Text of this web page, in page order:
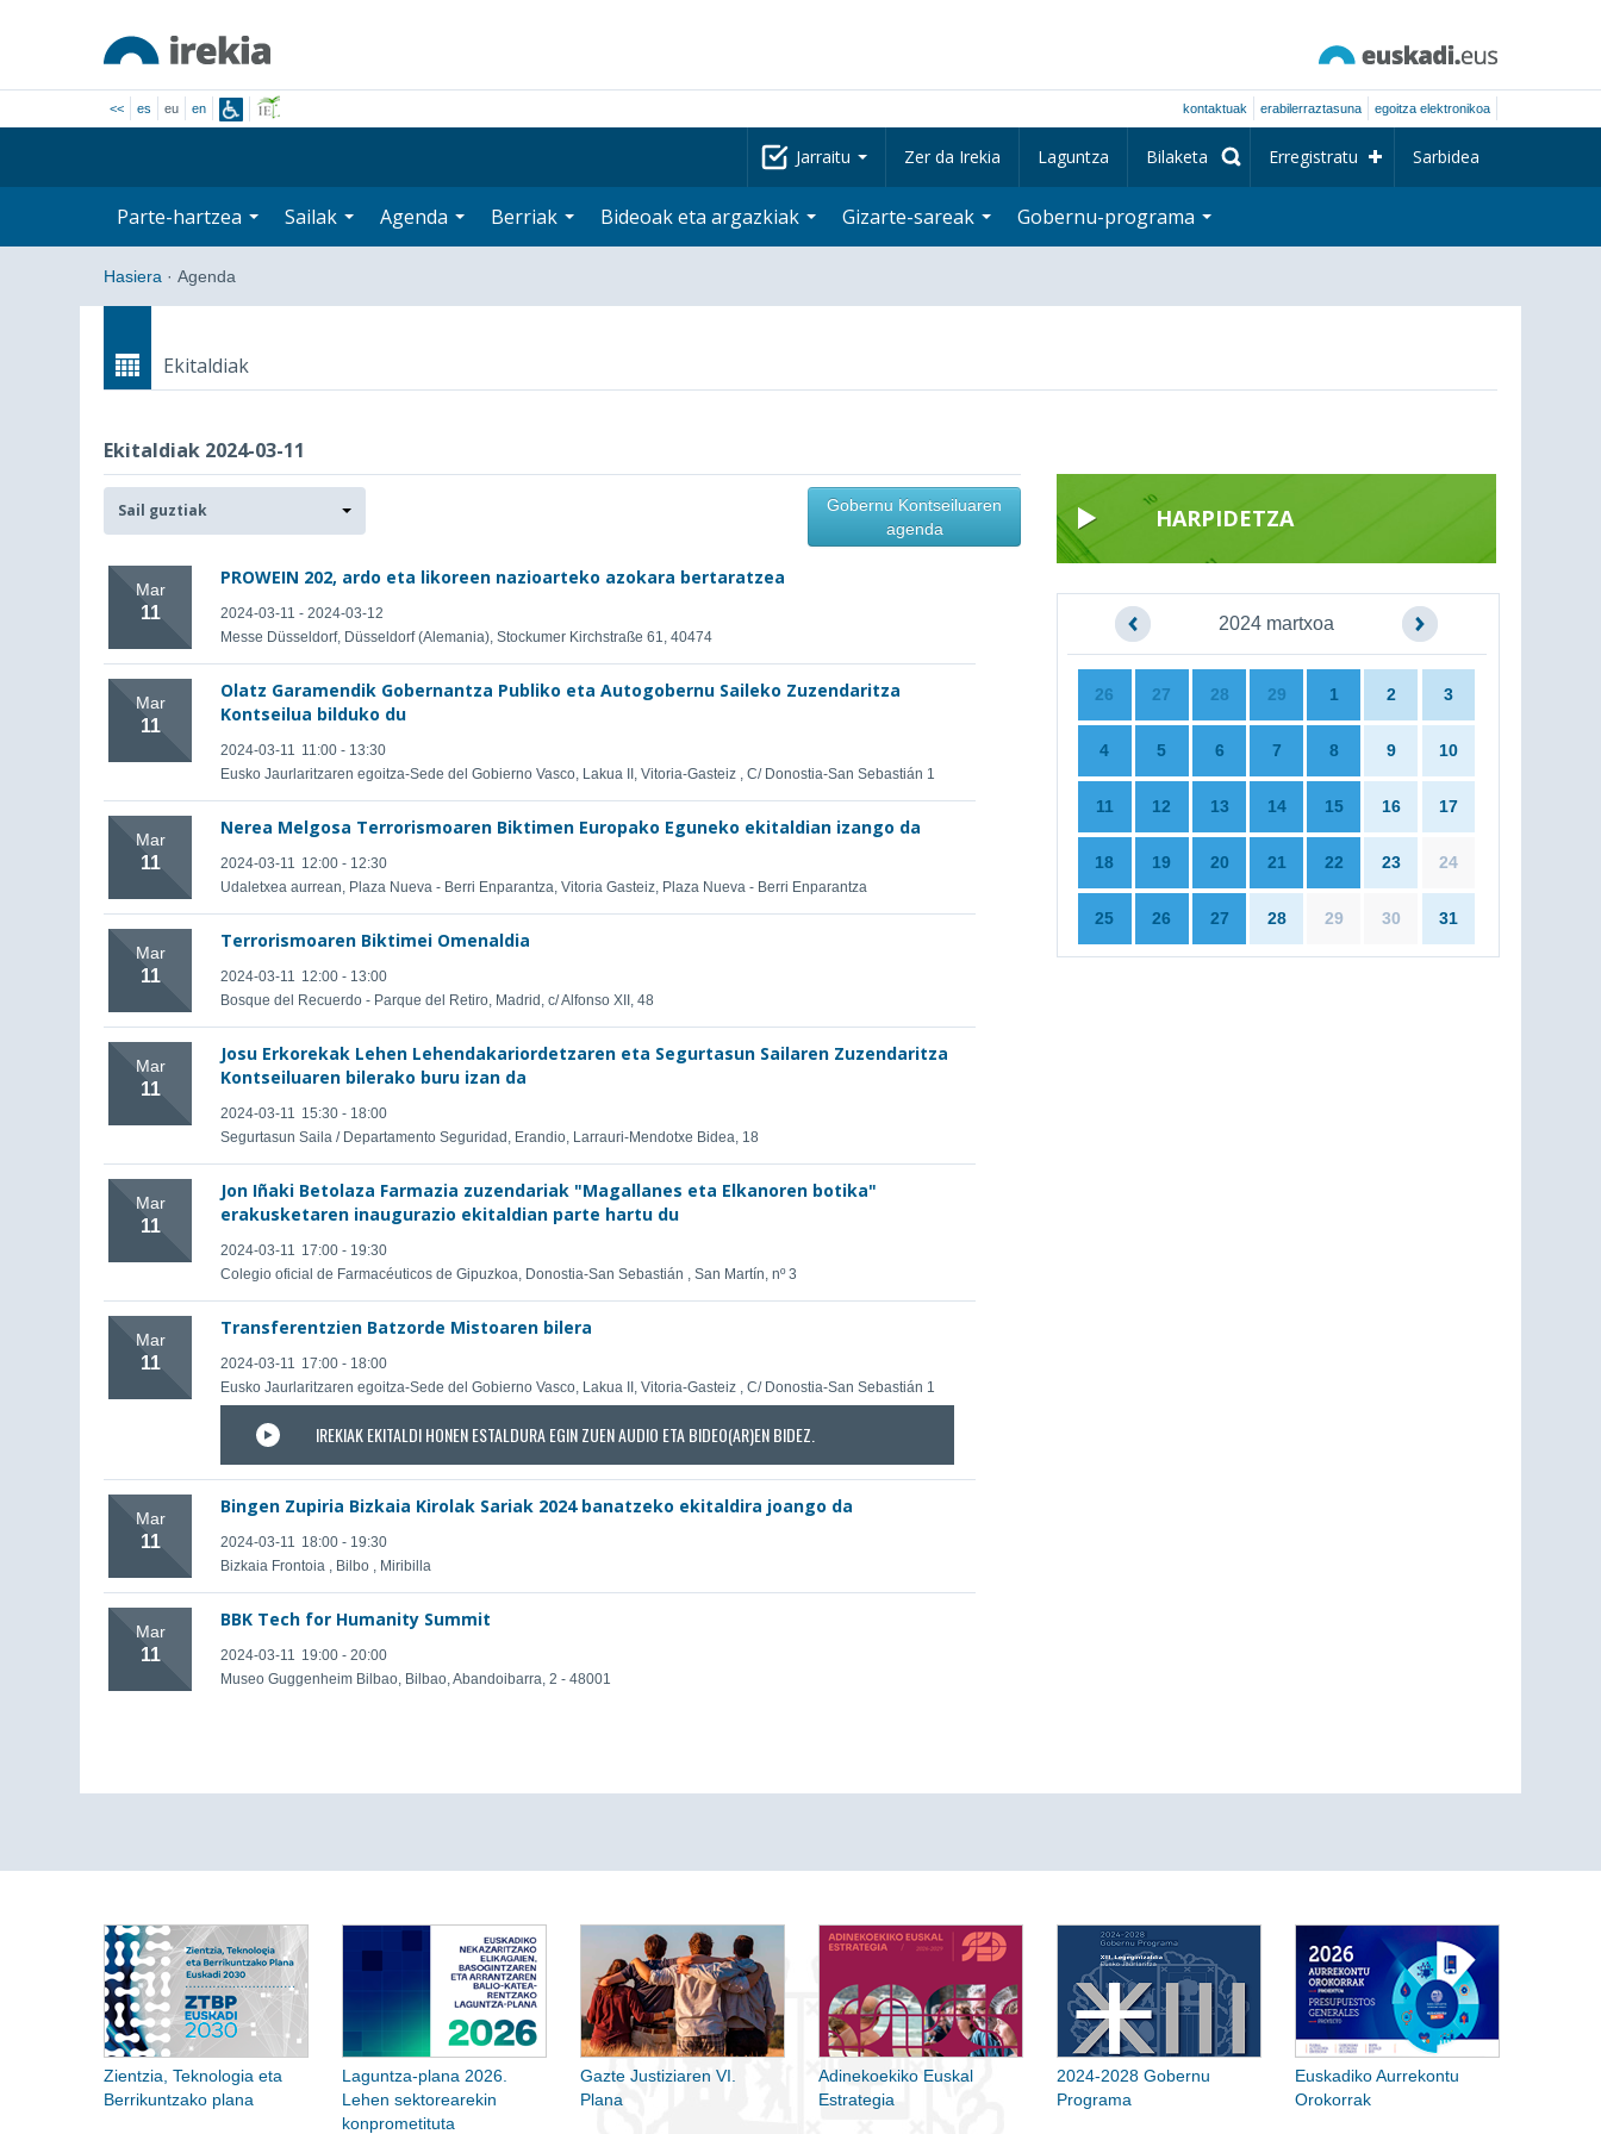
<< es eu en kontaktuak erabilerraztasuna egoitza elektronikoa
Jarraitu Zer da Irekia Laguntza Bilaketa Erregistratu Sarbidea
Parte-hartzea Sailak Agenda Berriak Bideoak eta argazkiak Gizarte-sareak Gobernu-programa
Hasiera · Agenda
Ekitaldiak
Ekitaldiak 2024-03-11
Sail guztiak
Gobernu Kontseiluaren
agenda
Mar
11
PROWEIN 202, ardo eta likoreen nazioarteko azokara bertaratzea
2024-03-11 - 2024-03-12
Messe Düsseldorf, Düsseldorf (Alemania), Stockumer Kirchstraße 61, 40474
Mar
11
Olatz Garamendik Gobernantza Publiko eta Autogobernu Saileko Zuzendaritza
Kontseilua bilduko du
2024-03-11
11:00 - 13:30
Eusko Jaurlaritzaren egoitza-Sede del Gobierno Vasco, Lakua II, Vitoria-Gasteiz , C/ Donostia-San Sebastián 1
Mar
11
Nerea Melgosa Terrorismoaren Biktimen Europako Eguneko ekitaldian izango da
2024-03-11
12:00 - 12:30
Udaletxea aurrean, Plaza Nueva - Berri Enparantza, Vitoria Gasteiz, Plaza Nueva - Berri Enparantza
Mar
11
Terrorismoaren Biktimei Omenaldia
2024-03-11
12:00 - 13:00
Bosque del Recuerdo - Parque del Retiro, Madrid, c/ Alfonso XII, 48
Mar
11
Josu Erkorekak Lehen Lehendakariordetzaren eta Segurtasun Sailaren Zuzendaritza
Kontseiluaren bilerako buru izan da
2024-03-11
15:30 - 18:00
Segurtasun Saila / Departamento Seguridad, Erandio, Larrauri-Mendotxe Bidea, 18
Mar
11
Jon Iñaki Betolaza Farmazia zuzendariak "Magallanes eta Elkanoren botika"
erakusketaren inaugurazio ekitaldian parte hartu du
2024-03-11
17:00 - 19:30
Colegio oficial de Farmacéuticos de Gipuzkoa, Donostia-San Sebastián , San Martín, nº 3
Mar
11
Transferentzien Batzorde Mistoaren bilera
2024-03-11
17:00 - 18:00
Eusko Jaurlaritzaren egoitza-Sede del Gobierno Vasco, Lakua II, Vitoria-Gasteiz , C/ Donostia-San Sebastián 1
IREKIAK EKITALDI HONEN ESTALDURA EGIN ZUEN AUDIO ETA BIDEO(AR)EN BIDEZ.
Mar
11
Bingen Zupiria Bizkaia Kirolak Sariak 2024 banatzeko ekitaldira joango da
2024-03-11
18:00 - 19:30
Bizkaia Frontoia , Bilbo , Miribilla
Mar
11
BBK Tech for Humanity Summit
2024-03-11
19:00 - 20:00
Museo Guggenheim Bilbao, Bilbao, Abandoibarra, 2 - 48001
HARPIDETZA
2024 martxoa
26 27 28 29 1 2 3
4 5 6 7 8 9 10
11 12 13 14 15 16 17
18 19 20 21 22 23 24
25 26 27 28 29 30 31
Zientzia, Teknologia eta
Berrikuntzako plana
Laguntza-plana 2026.
Lehen sektorearekin
konprometituta
Gazte Justiziaren VI.
Plana
Adinekoekiko Euskal
Estrategia
2024-2028 Gobernu
Programa
Euskadiko Aurrekontu
Orokorrak